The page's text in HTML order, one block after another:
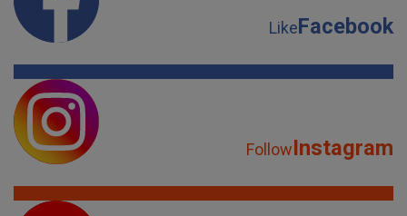
LikeFacebook
FollowInstagram